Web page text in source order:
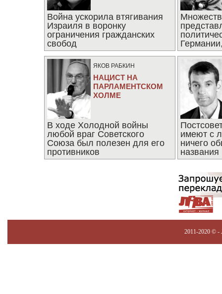
Война ускорила втягивания
Израиля в воронку
ограничения гражданских
свобод
ЯКОВ РАБКИН
НАЦИСТ НА
ПАРЛАМЕНТСКОМ
ХОЛМЕ
В ходе Холодной войны
любой враг Советского
Союза был полезен для его
противников
имеют с
ничего
названия
2011-2020 © -